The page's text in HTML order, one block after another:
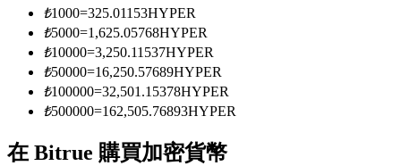
成為跟單交易員
坐享盈利分成和跟單分傭
₺1000=325.01153HYPER
₺5000=1,625.05768HYPER
₺10000=3,250.11537HYPER
₺50000=16,250.57689HYPER
₺100000=32,501.15378HYPER
₺500000=162,505.76893HYPER
在 Bitrue 購買加密貨幣